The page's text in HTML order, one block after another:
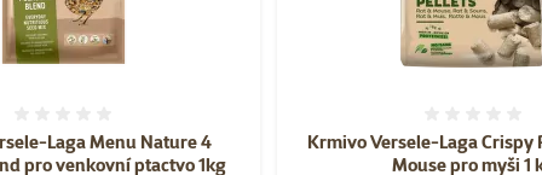
Laga Menu Nature 4
pro venkovní ptactvo 1kg
Krmivo Versele-Laga Crispy
Mouse pro myši 1